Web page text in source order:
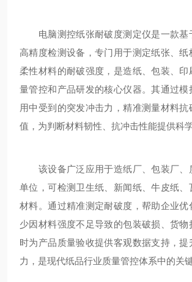
电脑测控纸张耐破度测定仪是一款基
高精度检测设备，专门用于测定纸张、纸
柔性材料的耐破强度，是造纸、包装、印
量管控和产品研发的核心仪器。其通过模
用中受到的突发冲击力，精准测量材料抗
值，为判断材料韧性、抗冲击性能提供科学
该设备广泛应用于造纸厂、包装厂、
单位，可检测卫生纸、新闻纸、牛皮纸、
材料。通过精准测定耐破度，帮助企业优
少因材料强度不足导致的包装破损、货物
时为产品质量验收提供客观数据支持，提
力，是现代纸品行业质量管控体系中的关键